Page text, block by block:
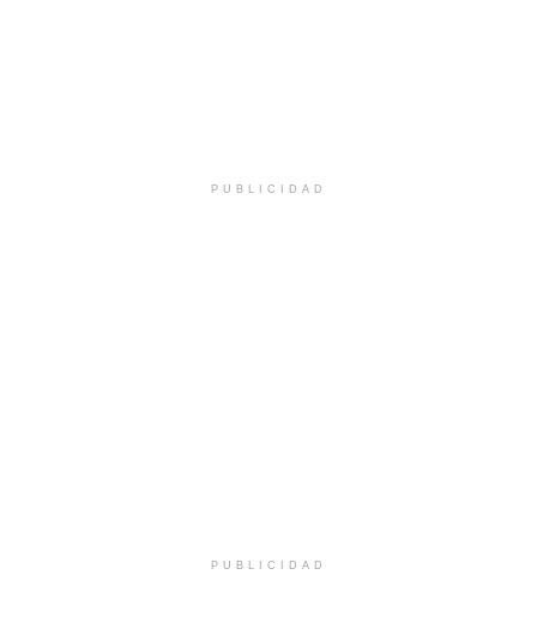
PUBLICIDAD
PUBLICIDAD